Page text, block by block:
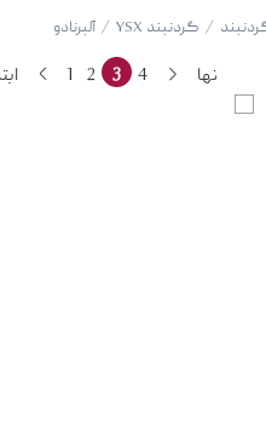
/ گردنبند YSX / آلبرنادو
1 2 3 4 انتها